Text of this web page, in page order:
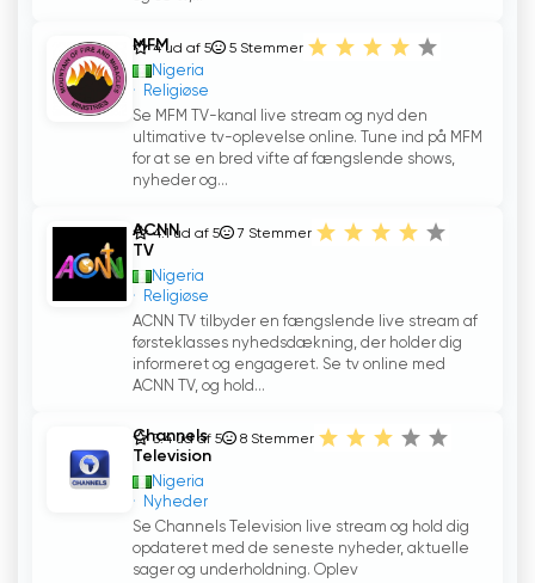
MFM
Nigeria
Religiøse
4 ud af 5 5 Stemmer
Se MFM TV-kanal live stream og nyd den
ultimative tv-oplevelse online. Tune ind på MFM
for at se en bred vifte af fængslende shows,
nyheder og...
ACNN
TV
Nigeria
Religiøse
4.1 ud af 5 7 Stemmer
ACNN TV tilbyder en fængslende live stream af
førsteklasses nyhedsdækning, der holder dig
informeret og engageret. Se tv online med
ACNN TV, og hold...
Channels
Television
Nigeria
Nyheder
3.4 ud af 5 8 Stemmer
Se Channels Television live stream og hold dig
opdateret med de seneste nyheder, aktuelle
sager og underholdning. Oplev